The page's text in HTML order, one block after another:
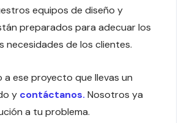
equipos de diseño y
preparados para adecuar los
necesidades de los clientes.
a ese proyecto que llevas un
y contáctanos. Nosotros ya
a tu problema.